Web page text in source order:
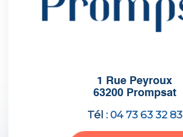
1 Rue Peyroux
63200 Prompsat
Tél : 04 73 63 32 83